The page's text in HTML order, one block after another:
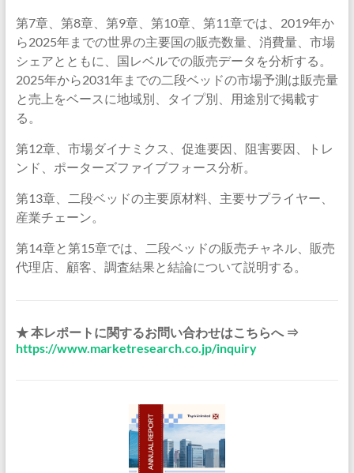
第7章、第8章、第9章、第10章、第11章では、2019年か
ら2025年までの世界の主要国の販売数量、消費量、市場
シェアとともに、国レベルでの販売データを分析する。
2025年から2031年までの二段ベッドの市場予測は販売量
と売上をベースに地域別、タイプ別、用途別で掲載す
る。
第12章、市場ダイナミクス、促進要因、阻害要因、トレ
ンド、ポーターズファイブフォース分析。
第13章、二段ベッドの主要原材料、主要サプライヤー、
産業チェーン。
第14章と第15章では、二段ベッドの販売チャネル、販売
代理店、顧客、調査結果と結論について説明する。
★ 本レポートに関するお問い合わせはこちらへ ⇒
https://www.marketresearch.co.jp/inquiry